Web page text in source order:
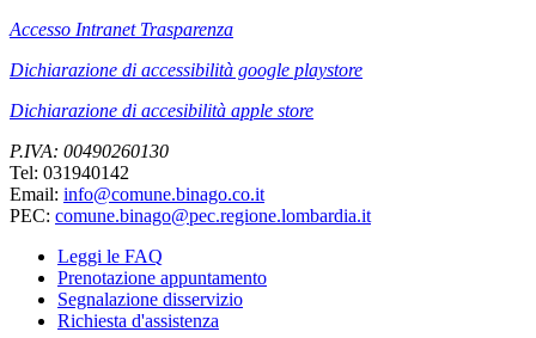
Accesso Intranet Trasparenza
Dichiarazione di accessibilità google playstore
Dichiarazione di accesibilità apple store
P.IVA: 00490260130
Tel: 031940142
Email: info@comune.binago.co.it
PEC: comune.binago@pec.regione.lombardia.it
Leggi le FAQ
Prenotazione appuntamento
Segnalazione disservizio
Richiesta d'assistenza